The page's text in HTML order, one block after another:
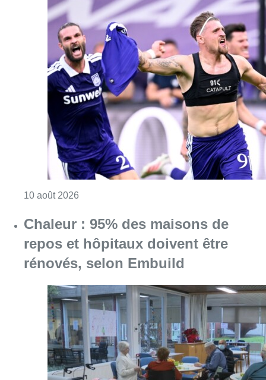
10 août 2026
Chaleur : 95% des maisons de
repos et hôpitaux doivent être
rénovés, selon Embuild